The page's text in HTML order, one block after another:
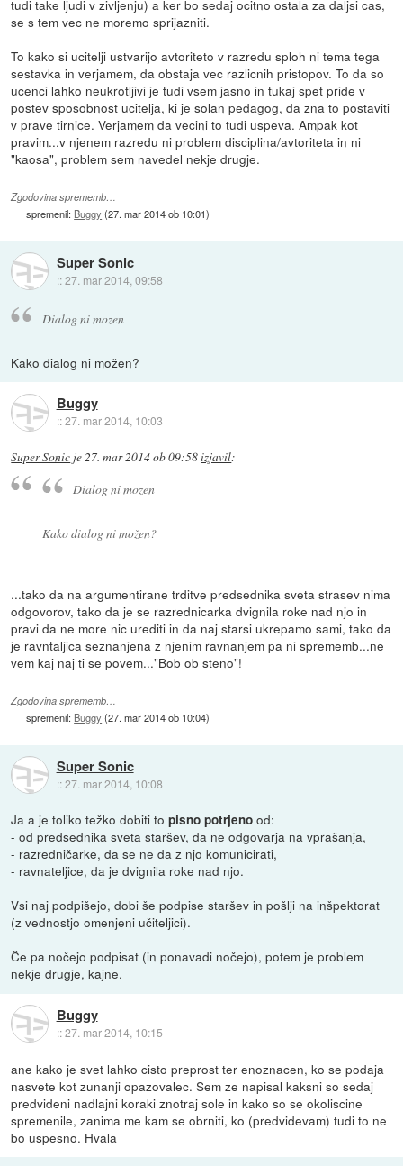
tudi take ljudi v zivljenju) a ker bo sedaj ocitno ostala za daljsi cas,
se s tem vec ne moremo sprijazniti.
To kako si ucitelji ustvarijo avtoriteto v razredu sploh ni tema tega
sestavka in verjamem, da obstaja vec razlicnih pristopov. To da so
ucenci lahko neukrotljivi je tudi vsem jasno in tukaj spet pride v
postev sposobnost ucitelja, ki je solan pedagog, da zna to postaviti
v prave tirnice. Verjamem da vecini to tudi uspeva. Ampak kot
pravim...v njenem razredu ni problem disciplina/avtoriteta in ni
"kaosa", problem sem navedel nekje drugje.
Zgodovina sprememb…
spremenil: Buggy (27. mar 2014 ob 10:01)
Super Sonic
::27. mar 2014, 09:58
Dialog ni mozen
Kako dialog ni možen?
Buggy
::27. mar 2014, 10:03
Super Sonic je27. mar 2014 ob 09:58izjavil:
Dialog ni mozen
Kako dialog ni možen?
...tako da na argumentirane trditve predsednika sveta strasev nima
odgovorov, tako da je se razrednicarka dvignila roke nad njo in
pravi da ne more nic urediti in da naj starsi ukrepamo sami, tako da
je ravntaljica seznanjena z njenim ravnanjem pa ni sprememb...ne
vem kaj naj ti se povem..."Bob ob steno"!
Zgodovina sprememb…
spremenil: Buggy (27. mar 2014 ob 10:04)
Super Sonic
::27. mar 2014, 10:08
Ja a je toliko težko dobiti topisno potrjeno od:
- od predsednika sveta staršev, da ne odgovarja na vprašanja,
- razredničarke, da se ne da z njo komunicirati,
- ravnateljice, da je dvignila roke nad njo.
Vsi naj podpišejo, dobi še podpise staršev in pošlji na inšpektorat
(z vednostjo omenjeni učiteljici).
Če pa nočejo podpisat (in ponavadi nočejo), potem je problem
nekje drugje, kajne.
Buggy
::27. mar 2014, 10:15
ane kako je svet lahko cisto preprost ter enoznacen, ko se podaja
nasvete kot zunanji opazovalec. Sem ze napisal kaksni so sedaj
predvideni nadlajni koraki znotraj sole in kako so se okoliscine
spremenile, zanima me kam se obrniti, ko (predvidevam) tudi to ne
bo uspesno. Hvala